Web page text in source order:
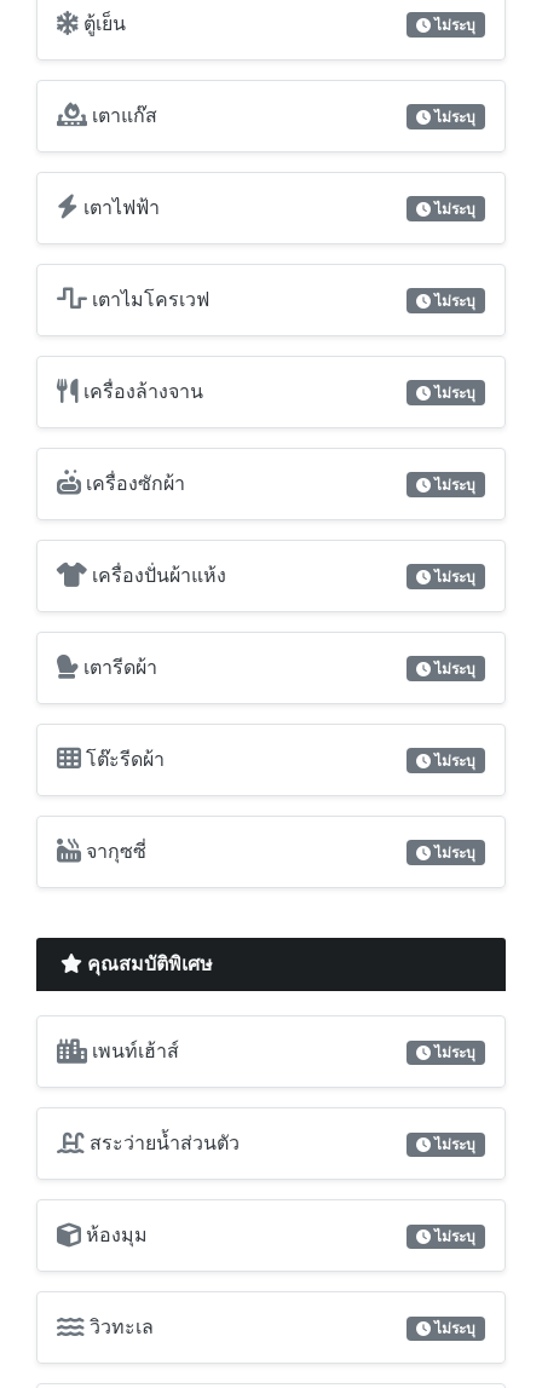
ตู้เย็น ไม่ระบุ
เตาแก๊ส ไม่ระบุ
เตาไฟฟ้า ไม่ระบุ
เตาไมโครเวฟ ไม่ระบุ
เครื่องล้างจาน ไม่ระบุ
เครื่องซักผ้า ไม่ระบุ
เครื่องปั่นผ้าแห้ง ไม่ระบุ
เตารีดผ้า ไม่ระบุ
โต๊ะรีดผ้า ไม่ระบุ
จากุซซี่ ไม่ระบุ
คุณสมบัติพิเศษ
เพนท์เฮ้าส์ ไม่ระบุ
สระว่ายน้ำส่วนตัว ไม่ระบุ
ห้องมุม ไม่ระบุ
วิวทะเล ไม่ระบุ